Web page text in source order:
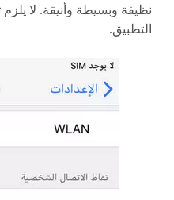
نظيفة وبسيطة وأنيقة. لا
التطبيق.